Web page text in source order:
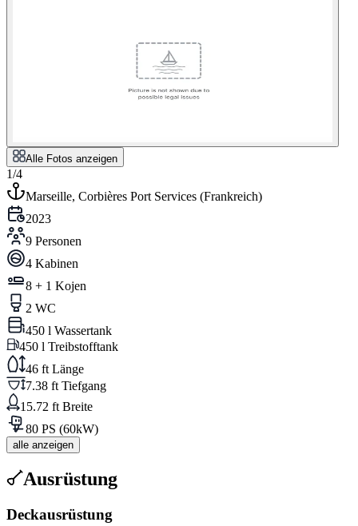
Alle Fotos anzeigen
1/4
Marseille, Corbières Port Services (Frankreich)
2023
9 Personen
4 Kabinen
8 + 1 Kojen
2 WC
450 l Wassertank
450 l Treibstofftank
46 ft Länge
7.38 ft Tiefgang
15.72 ft Breite
80 PS (60kW)
alle anzeigen
Ausrüstung
Deckausrüstung